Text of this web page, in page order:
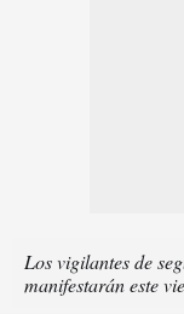
Los vigilantes de
manifestarán este